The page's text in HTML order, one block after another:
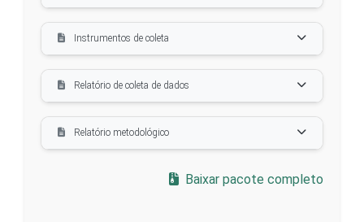
Instrumentos de coleta
Relatório de coleta de dados
Relatório metodológico
Baixar pacote completo